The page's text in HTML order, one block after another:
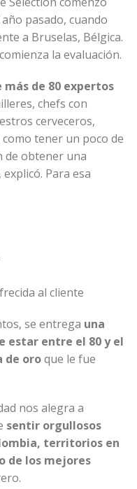
pasado, cuando
a Bruselas, Bélgica.
la evaluación.
de 80 expertos
chefs con
cerveceros,
tener un poco de
de obtener una
Para esa
al cliente
se entrega una
estar entre el 80 y el
de oroque le fue
nos alegra a
sentir orgullosos
territorios en
de los mejores